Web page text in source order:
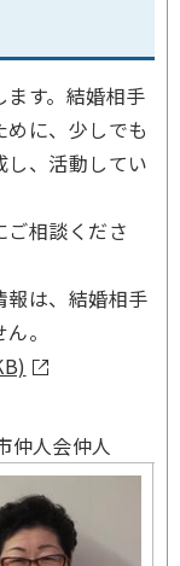
す。結婚相手
に、少しでも
、活動してい
相談くださ
報は、結婚相手
。
仲人会仲人